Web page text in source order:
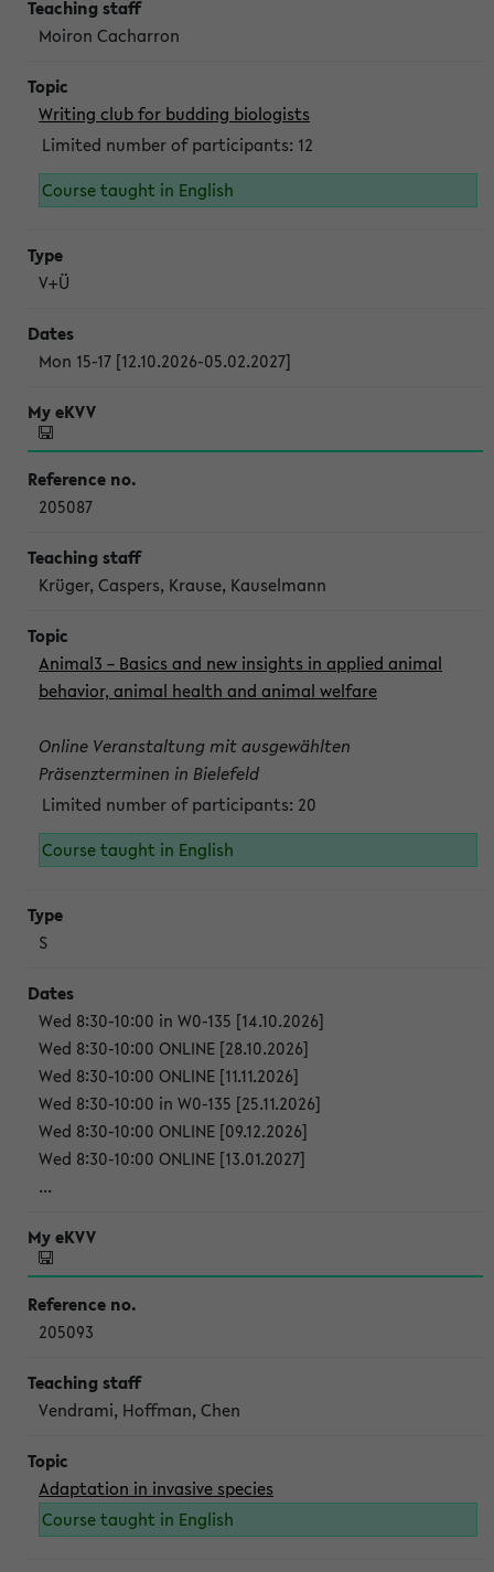
Moiron Cacharron
Writing club for budding biologists
Limited number of participants: 12
Course taught in English
V+Ü
Mon 15-17 [12.10.2026-05.02.2027]
205087
Krüger, Caspers, Krause, Kauselmann
Animal3 – Basics and new insights in applied animal
behavior, animal health and animal welfare
Online Veranstaltung mit ausgewählten
Präsenzterminen in Bielefeld
Limited number of participants: 20
Course taught in English
S
Wed 8:30-10:00 in W0-135 [14.10.2026]
Wed 8:30-10:00 ONLINE [28.10.2026]
Wed 8:30-10:00 ONLINE [11.11.2026]
Wed 8:30-10:00 in W0-135 [25.11.2026]
Wed 8:30-10:00 ONLINE [09.12.2026]
Wed 8:30-10:00 ONLINE [13.01.2027]
...
205093
Vendrami, Hoffman, Chen
Adaptation in invasive species
Course taught in English